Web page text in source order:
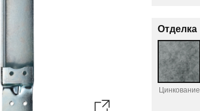
Отделка
Цинкование